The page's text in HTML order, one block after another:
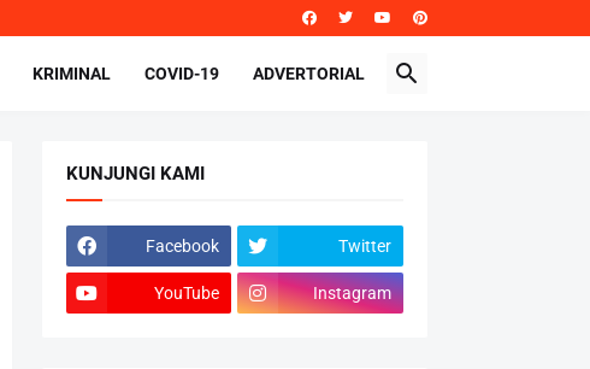
KRIMINAL COVID-19 ADVERTORIAL
KUNJUNGI KAMI
Facebook Twitter
YouTube Instagram